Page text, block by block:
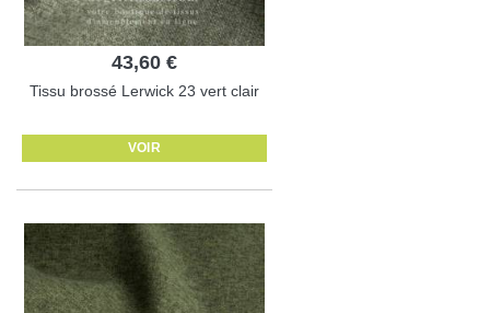
43,60 €
Tissu brossé Lerwick 23 vert clair
VOIR